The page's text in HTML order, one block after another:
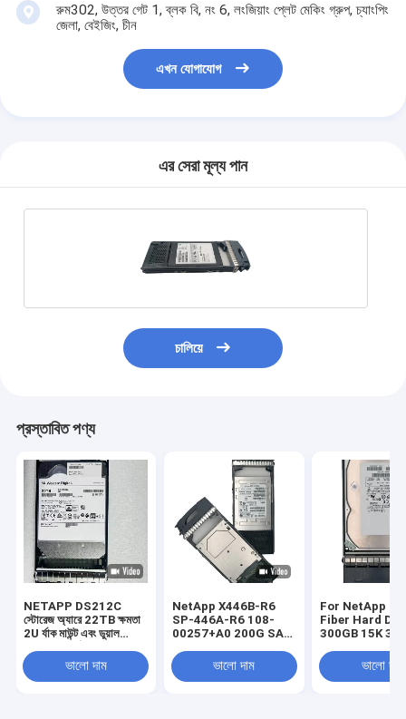
রুম302, উত্তর গেট 1, ব্লক বি, নং 6, লংজিয়াং প্লেট মেকিং গ্রুপ, চ্যাংপিং
জেলা, বেইজিং, চীন
এখন যোগাযোগ
এর সেরা মূল্য পান
চালিয়ে
প্রস্তাবিত পণ্য
NETAPP DS212C
স্টোরেজ অ্যারে 22TB ক্ষমতা
2U র্যাক মাউন্ট এবং ডুয়াল
ভালো দাম
NetApp X446B-R6
SP-446A-R6 108-
00257+A0 200G SAS
446A-R6ভালো দাম
For NetApp
Fiber Hard
300GB 15K
ভালো দাম